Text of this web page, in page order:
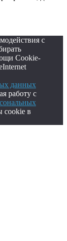
с
Cookie-
данных
работу с
cookie в